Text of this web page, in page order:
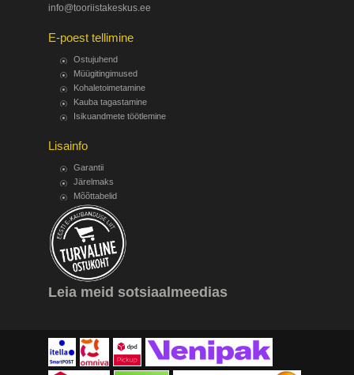
info@tooriistakeskus.ee
E-poest tellimine
Ostujuhend
Müügitingimused
Kohaletoimetamine
Kauba tagastamine
Isikuandmete töötlemine
Lisainfo
Garantii
Järelmaks
Mõõttabelid
Leia meid sotsiaalmeedias